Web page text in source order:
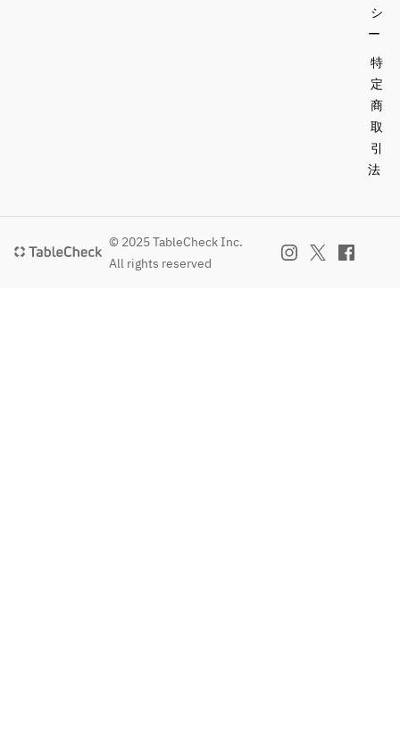
シ
ー
特
定
商
取
引
法
© 2025 TableCheck Inc.
All rights reserved